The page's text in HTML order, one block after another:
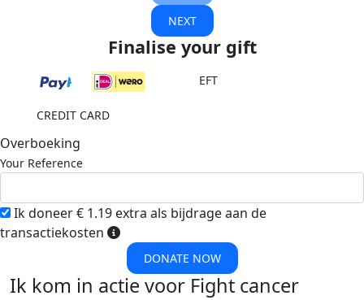
NEXT
Finalise your gift
EFT
CREDIT CARD
Overboeking
Your Reference
Ik doneer € 1.19 extra als bijdrage aan de
transactiekosten
DONATE NOW
Ik kom in actie voor Fight cancer